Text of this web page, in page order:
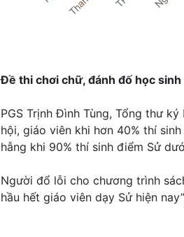
Đề thi chơi chữ, đánh đố học sinh
PGS Trịnh Đình Tùng, Tổng thư
hội, giáo viên khi hơn 40% thí
hẫng khi 90% thí sinh điểm Sử
Người đổ lỗi cho chương trình
hầu hết giáo viên dạy Sử hiện